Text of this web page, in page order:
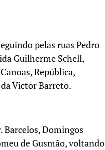
pelas ruas Pedro
Guilherme Schell,
República,
Victor Barreto.
Domingos
de Gusmão, voltando